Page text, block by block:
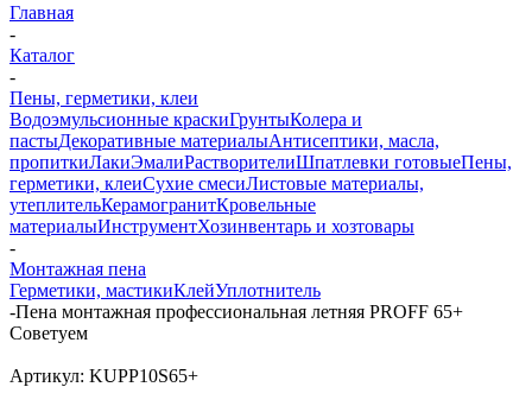
Главная
-
Каталог
-
Пены, герметики, клеи
Водоэмульсионные краскиГрунтыКолера и
пастыДекоративные материалыАнтисептики, масла,
пропиткиЛакиЭмалиРастворителиШпатлевки готовыеПены,
герметики, клеиСухие смесиЛистовые материалы,
утеплительКерамогранитКровельные
материалыИнструментХозинвентарь и хозтовары
-
Монтажная пена
Герметики, мастикиКлейУплотнитель
-Пена монтажная профессиональная летняя PROFF 65+
Советуем
Артикул: KUPP10S65+